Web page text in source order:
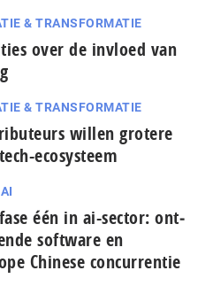
& TRANSFORMATIE
over de invloed van
& TRANSFORMATIE
willen grotere
ecosysteem
één in ai-sector: ont­
software en
Chinese con­cur­ren­tie